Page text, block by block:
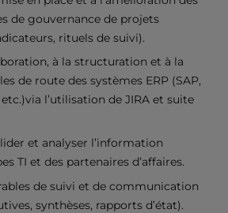
de gouvernance de projets
rituels de suivi).
à la structuration et à la
de route des systèmes ERP (SAP,
l’utilisation de JIRA et suite
et analyser l’information
TI et des partenaires d’affaires.
de suivi et de communication
synthèses, rapports d’état).